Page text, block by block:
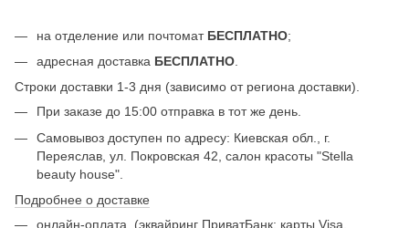
на отделение или почтомат БЕСПЛАТНО;
адресная доставка БЕСПЛАТНО
Строки доставки 1-3 дня (зависимо от региона доставки).
При заказе до 15:00 отправка в тот же день.
Самовывоз доступен по адресу: Киевская обл., г.
Переяслав, ул. Покровская 42, салон красоты "Stella
beauty house".
Подробнее о доставке
онлайн-оплата
(эквайринг ПриватБанк: карты Visa,